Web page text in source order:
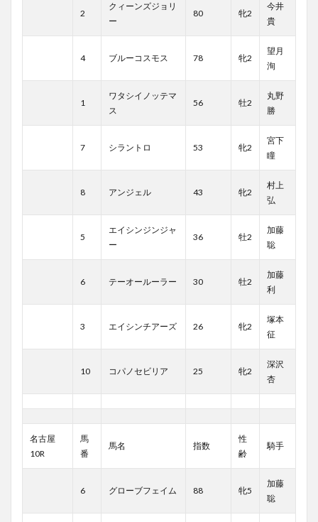
2
クィーンズジョリ
ー
80 牝2
今井
貴
4 ブルーコスモス 78 牝2
望月
洵
1
ワタシイノッテマ
ス
56 牡2
丸野
勝
7 シラントロ 53 牝2
宮下
瞳
8 アンジェル 43 牝2
村上
弘
5
エイシンジンジャ
ー
36 牡2
加藤
聡
6 テーオールーラー 30 牡2
加藤
利
3 エイシンチアーズ 26 牝2
塚本
征
10 コパノセビリア 25 牝2
深沢
杏
名古屋
10R
馬
番
馬名 指数
性
齢
騎手
6 グローブフェイム 88 牝5
加藤
聡